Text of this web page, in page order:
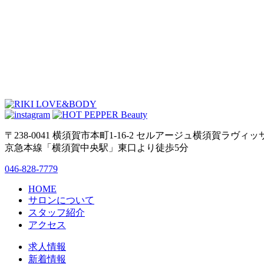
〒238-0041 横須賀市本町1-16-2 セルアージュ横須賀ラヴィッ
京急本線「横須賀中央駅」東口より徒歩5分
046-828-7779
HOME
サロンについて
スタッフ紹介
アクセス
求人情報
新着情報